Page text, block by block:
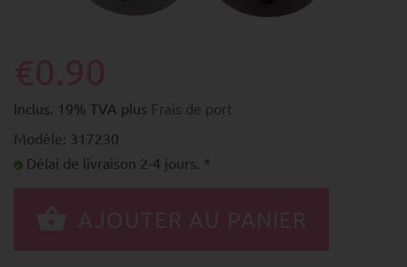
Inclus. 19% TVA plus Frais de port
Modèle: 317230
Délai de livraison 2-4 jours. *